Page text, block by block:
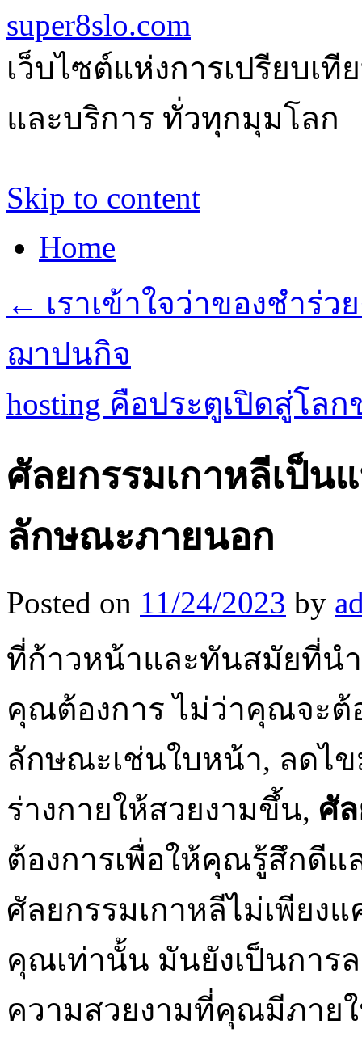
super8slo.com
เว็บไซต์แห่งการเปรียบเ
และบริการ ทั่วทุกมุมโลก
Skip to content
Home
← เราเข้าใจว่าของชำร่
ฌาปนกิจ
hosting คือประตูเปิดสู่โล
ศัลยกรรมเกาหลีเป็น
ลักษณะภายนอก
Posted on 11/24/2023 by
ที่ก้าวหน้าและทันสมัยที่น
คุณต้องการ ไม่ว่าคุณจะต้
ลักษณะเช่นใบหน้า, ลดไ
ร่างกายให้สวยงามขึ้น, ศั
ต้องการเพื่อให้คุณรู้สึกดี
ศัลยกรรมเกาหลีไม่เพียง
คุณเท่านั้น มันยังเป็นการ
ความสวยงามที่คุณมีภาย